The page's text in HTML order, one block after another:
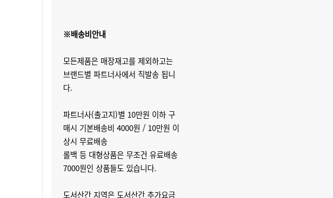
※배송비안내
모든제품은 매장재고를 제외하고는
브랜드별 파트너사에서 직발송 됩니
다.
파트너사(출고지)별 10만원 이하 구
매시 기본배송비 4000원 / 10만원 이
상시 무료배송
롤백 등 대형상품은 무조건 유료배송
7000원인 상품들도 있습니다.
도서산간 지역은 도서산간 추가요금